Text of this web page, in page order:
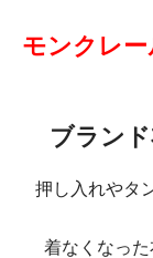
モンクレ
ブラン
押し入れやタ
着なくなっ